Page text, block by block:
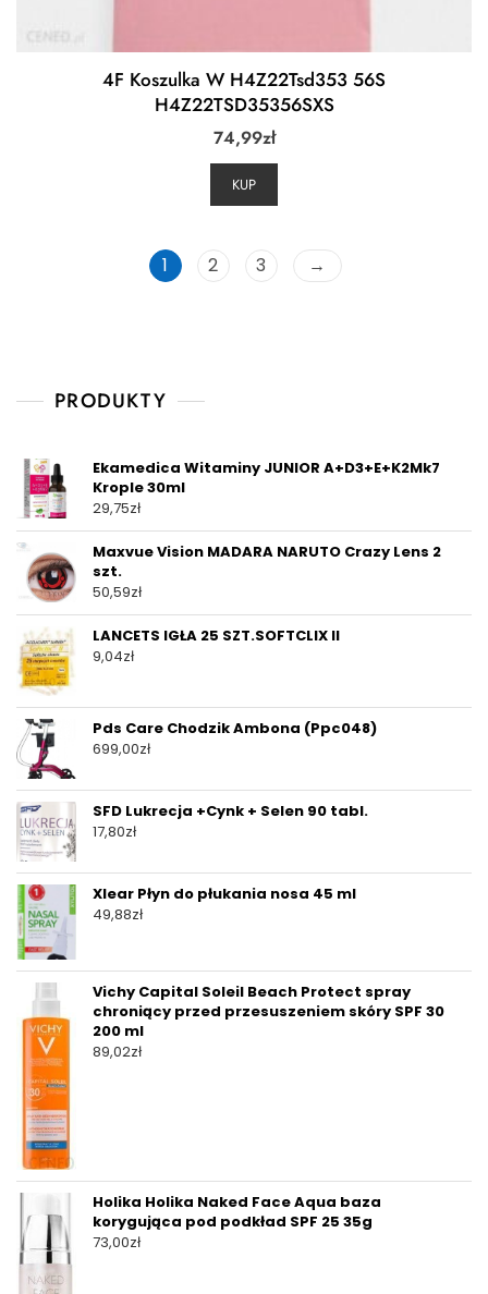
4F Koszulka W H4Z22Tsd353 56S
H4Z22TSD35356SXS
74,99zł
KUP
1 2 3 →
PRODUKTY
Ekamedica Witaminy JUNIOR A+D3+E+K2Mk7
Krople 30ml
29,75zł
Maxvue Vision MADARA NARUTO Crazy Lens 2
szt.
50,59zł
LANCETS IGŁA 25 SZT.SOFTCLIX II
9,04zł
Pds Care Chodzik Ambona (Ppc048)
699,00zł
SFD Lukrecja +Cynk + Selen 90 tabl.
17,80zł
Xlear Płyn do płukania nosa 45 ml
49,88zł
Vichy Capital Soleil Beach Protect spray
chroniący przed przesuszeniem skóry SPF 30
200 ml
89,02zł
Holika Holika Naked Face Aqua baza
korygująca pod podkład SPF 25 35g
73,00zł